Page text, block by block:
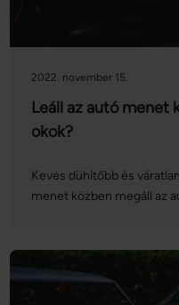
2022. november 15.
Leáll az autó menet
okok?
Kevés dühítőbb és
menet közben megáll az
kellemetlen, de akár
nagyobb sebesség
ami az autó hirtelen